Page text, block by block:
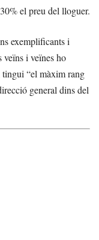
el preu del lloguer.
exemplificants i
veïns i veïnes ho
“el màxim rang
general dins del